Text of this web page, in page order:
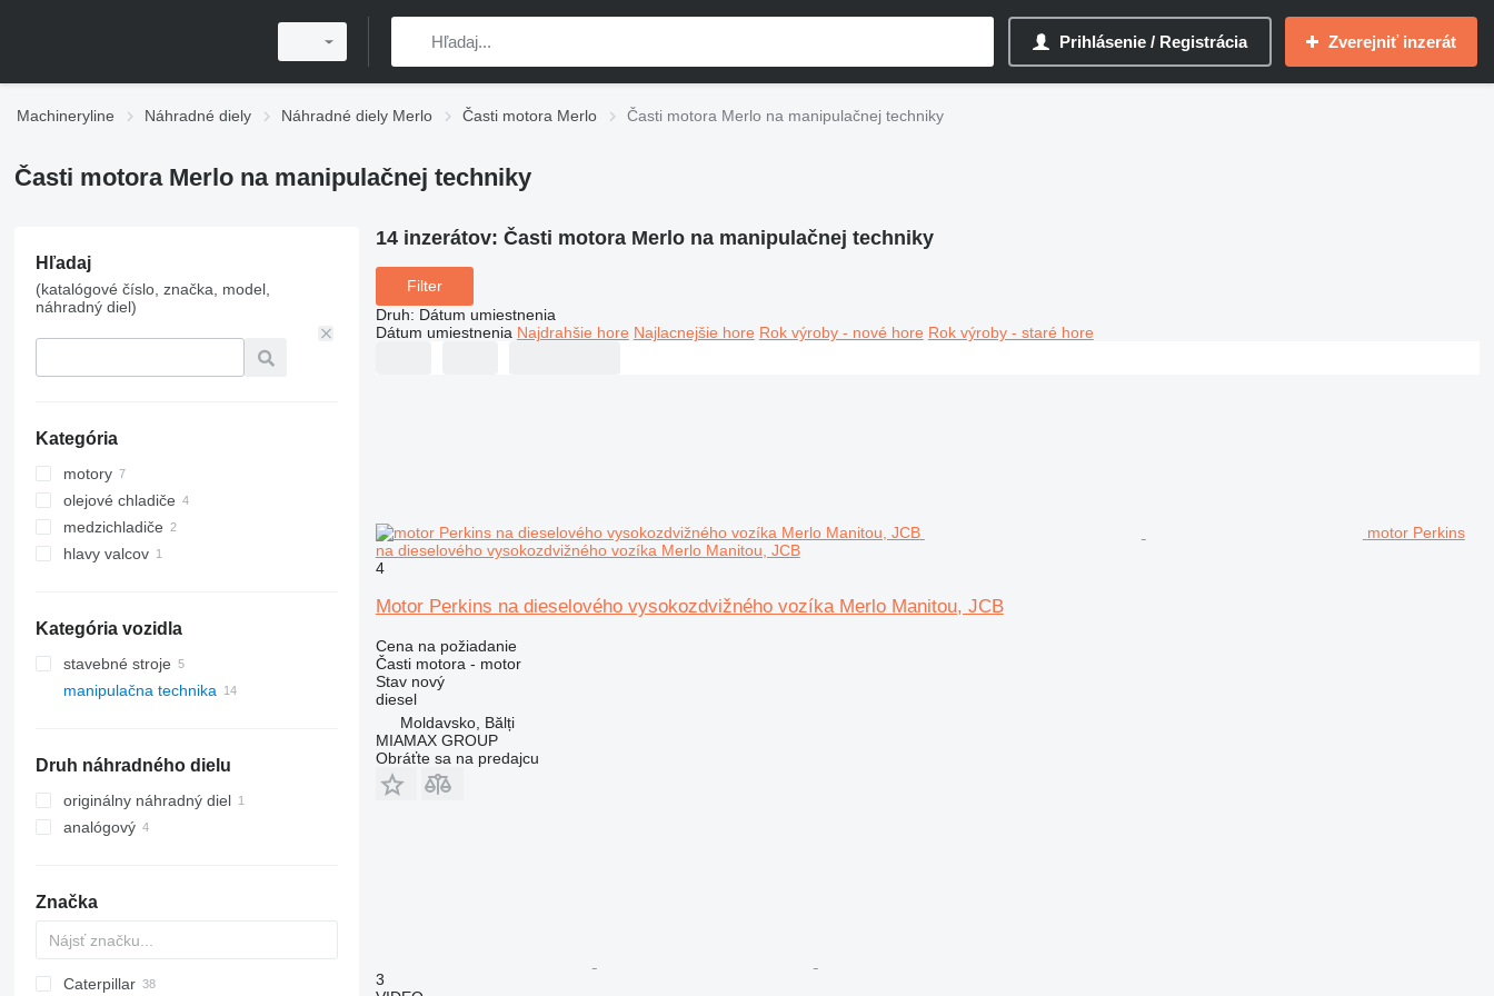
Prihlásenie / Registrácia Zverejniť inzerát
Machineryline Náhradné diely Náhradné diely Merlo Časti motora Merlo Časti motora Merlo na manipulačnej techniky
Časti motora Merlo na manipulačnej techniky
Hľadaj
(katalógové číslo, značka, model,
náhradný diel)
Kategória
motory
olejové chladiče
medzichladiče
hlavy valcov
Kategória vozidla
stavebné stroje
stavebné nakladače
manipulačna technika
Druh náhradného dielu
originálny náhradný diel
analógový
Značka
SWE
Farmlift
Caterpillar
14 inzerátov: Časti motora Merlo na manipulačnej techniky
Filter
Druh: Dátum umiestnenia
Dátum umiestnenia Najdrahšie hore Najlacnejšie hore Rok výroby - nové hore Rok výroby - staré hore
motor Perkins
na dieselového vysokozdvižného vozíka Merlo Manitou, JCB
4
Motor Perkins na dieselového vysokozdvižného vozíka Merlo Manitou, JCB
Cena na požiadanie
Časti motora - motor
Stavnový
diesel
Moldavsko, Bălți
MIAMAX GROUP
Obráťte sa na predajcu
3